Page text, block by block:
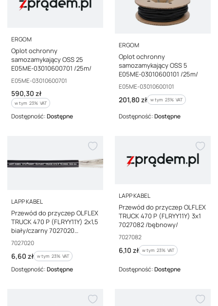
PRODUCENT
ERGOM
Oplot ochronny
samozamykający OSS 25
E05ME-03010600701 /25m/
Kod producenta
E05ME-03010600701
Cena brutto
590,30 zł
w tym %s VAT
w tym 23% VAT
Dostępność:Dostępne
PRODUCENT
ERGOM
Oplot ochronny
samozamykający OSS 5
E05ME-03010600101 /25m/
Kod producenta
E05ME-03010600101
Cena brutto
201,80 zł w tym %s VAT
w tym 23% VAT
Dostępność:Dostępne
PRODUCENT
LAPP KABEL
Przewód do przyczep OLFLEX
TRUCK 470 P (FLRYY11Y) 2x1,5
biały/czarny 7027020
/bębnowy/
Kod producenta
7027020
Cena brutto
6,60 zł w tym %s VAT
w tym 23% VAT
Dostępność:Dostępne
PRODUCENT
LAPP KABEL
Przewód do przyczep OLFLEX
TRUCK 470 P (FLRYY11Y) 3x1
7027082 /bębnowy/
Kod producenta
7027082
Cena brutto
6,10 zł w tym %s VAT
w tym 23% VAT
Dostępność:Dostępne